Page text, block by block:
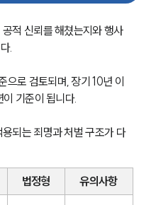
적 신뢰를 해쳤는지와 행사
.
으로 검토되며, 장기 10년 이
기준이 됩니다.
되는 죄명과 처벌 구조가 다
법정형
유의사항